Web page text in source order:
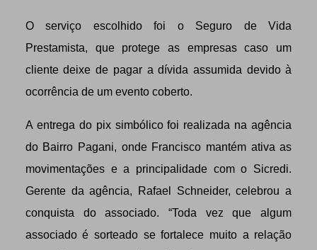
O serviço escolhido foi o Seguro de Vida
Prestamista, que protege as empresas caso um
cliente deixe de pagar a dívida assumida devido à
ocorrência de um evento coberto.
A entrega do pix simbólico foi realizada na agência
do Bairro Pagani, onde Francisco mantém ativa as
movimentações e a principalidade com o Sicredi.
Gerente da agência, Rafael Schneider, celebrou a
conquista do associado. “Toda vez que algum
associado é sorteado se fortalece muito a relação